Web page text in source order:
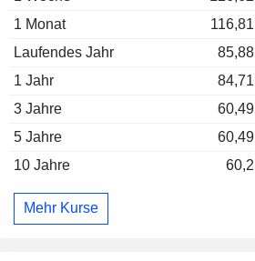
1 Monat
116,81
Laufendes Jahr
85,88
1 Jahr
84,71
3 Jahre
60,49
5 Jahre
60,49
10 Jahre
60,2
Mehr Kurse